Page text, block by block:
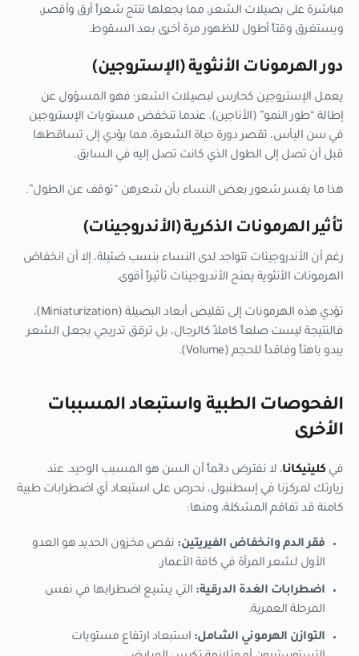
مباشرة على بصيلات الشعر، مما يجعلها تنتج شعراً أرق وأقصر،
ويستغرق وقتاً أطول للظهور مرة أخرى بعد السقوط.
دور الهرمونات الأنثوية (الإستروجين)
يعمل الإستروجين كحارس لبصيلات الشعر؛ فهو المسؤول عن
إطالة “طور النمو” (الأناجين). عندما تنخفض مستويات الإستروجين
في سن اليأس، تقصر دورة حياة الشعرة، مما يؤدي إلى تساقطها
قبل أن تصل إلى الطول الذي كانت تصل إليه في السابق.
هذا ما يفسر شعور بعض النساء بأن شعرهن “توقف عن الطول”.
تأثير الهرمونات الذكرية (الأندروجينات)
رغم أن الأندروجينات تتواجد لدى النساء بنسب ضئيلة، إلا أن انخفاض
الهرمونات الأنثوية يمنح الأندروجينات تأثيراً أقوى.
تؤدي هذه الهرمونات إلى تقليص أبعاد البصيلة (Miniaturization)،
فالنتيجة ليست صلعاً كاملاً كالرجال، بل ترقق تدريجي يجعل الشعر
يبدو باهتاً وفاقداً للحجم (Volume).
الفحوصات الطبية واستبعاد المسببات
الأخرى
في كلينيكانا، لا نفترض دائماً أن السن هو المسبب الوحيد. عند
زيارتك لمركزنا في إسطنبول، نحرص على استبعاد أي اضطرابات طبية
كامنة قد تفاقم المشكلة، ومنها:
فقر الدم وانخفاض الفيريتين: نقص مخزون الحديد هو العدو
الأول لشعر المرأة في كافة الأعمار.
اضطرابات الغدة الدرقية: التي يشيع اضطرابها في نفس
المرحلة العمرية.
التوازن الهرموني الشامل: استبعاد ارتفاع مستويات